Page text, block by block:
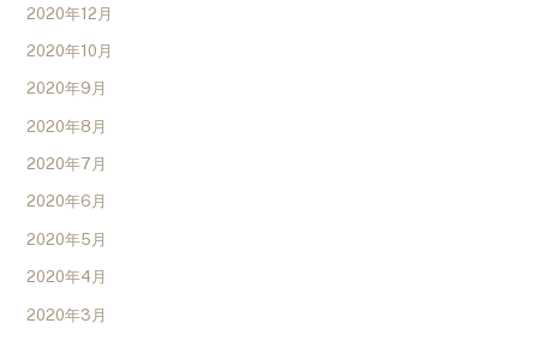
2020年12月
2020年10月
2020年9月
2020年8月
2020年7月
2020年6月
2020年5月
2020年4月
2020年3月